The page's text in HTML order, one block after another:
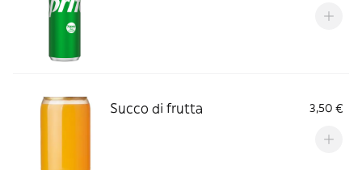
Succo di frutta 3,50 €